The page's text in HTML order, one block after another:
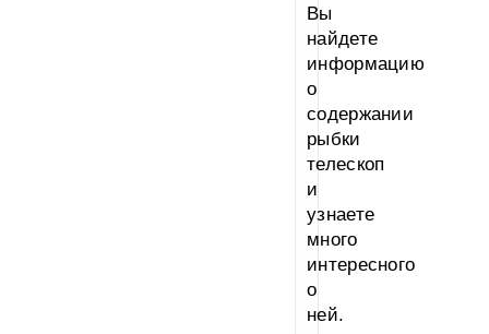
Вы
найдете
информацию
о
содержании
рыбки
телескоп
и
узнаете
много
интересного
о
ней.